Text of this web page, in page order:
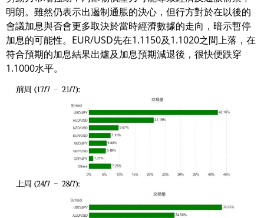
明朗。雖然仍表示出遏制通脹的決心，但行方對於在以後的
會議加息與否會更多取決於當時經濟數據的走向，暗示暫停
加息的可能性。EUR/USD先在1.1150及1.1020之間上落，在
符合預期的加息結果出爐及加息預期減退後，很快便跌穿
1.1000水平。